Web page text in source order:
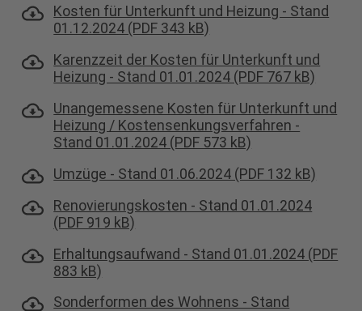
Kosten für Unterkunft und Heizung - Stand
01.12.2024 (PDF 343 kB)
Karenzzeit der Kosten für Unterkunft und
Heizung - Stand 01.01.2024 (PDF 767 kB)
Unangemessene Kosten für Unterkunft und
Heizung / Kostensenkungsverfahren -
Stand 01.01.2024 (PDF 573 kB)
Umzüge - Stand 01.06.2024 (PDF 132 kB)
Renovierungskosten - Stand 01.01.2024
(PDF 919 kB)
Erhaltungsaufwand - Stand 01.01.2024 (PDF
883 kB)
Sonderformen des Wohnens - Stand